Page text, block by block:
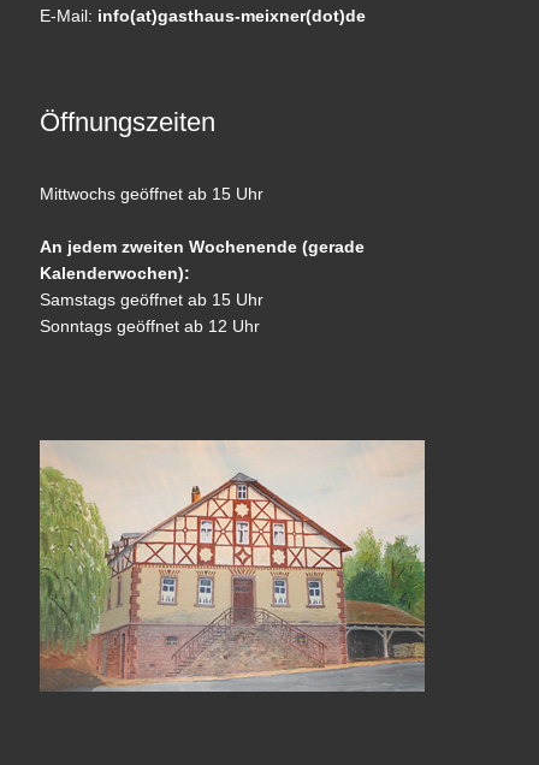
E-Mail: info(at)gasthaus-meixner(dot)de
Öffnungszeiten
Mittwochs geöffnet ab 15 Uhr
An jedem zweiten Wochenende (gerade
Kalenderwochen):
Samstags geöffnet ab 15 Uhr
Sonntags geöffnet ab 12 Uhr